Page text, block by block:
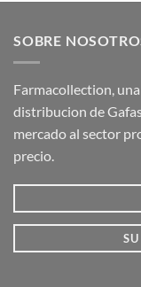
SOBRE
Farmacollection,
distribucion de
mercado al sector
precio.